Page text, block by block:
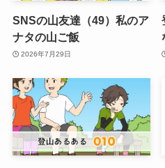
SNSの山友達（49）私のア
ナタの山ご飯
2026年7月29日